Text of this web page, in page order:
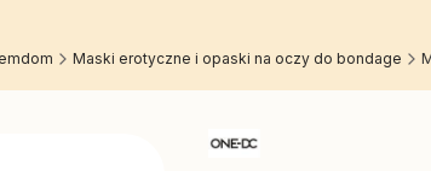
Maski erotyczne i opaski na oczy do bondage